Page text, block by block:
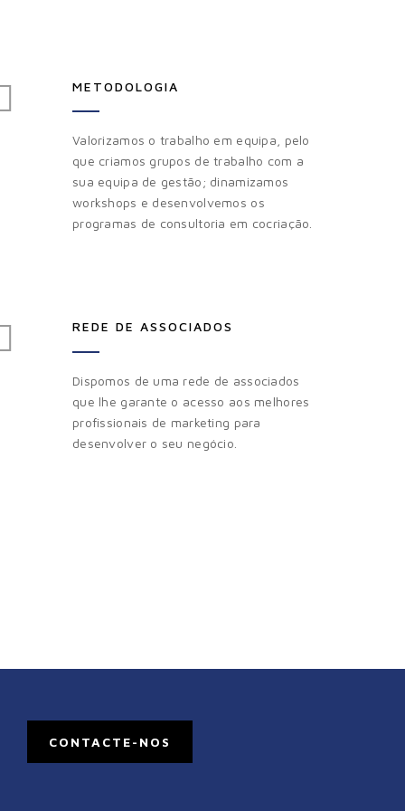
METODOLOGIA
Valorizamos o trabalho em equipa, pelo
que criamos grupos de trabalho com a
sua equipa de gestão; dinamizamos
workshops e desenvolvemos os
programas de consultoria em cocriação.
REDE DE ASSOCIADOS
Dispomos de uma rede de associados
que lhe garante o acesso aos melhores
profissionais de marketing para
desenvolver o seu negócio.
CONTACTE-NOS